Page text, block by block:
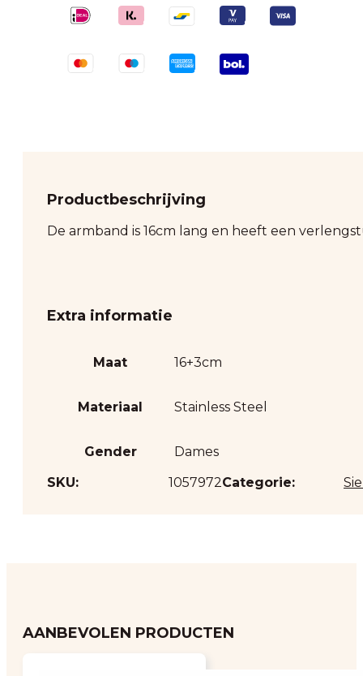
Productbeschrijving
De armband is 16cm lang en heeft een
Extra informatie
Maat 16+3cm
Materiaal Stainless Steel
Gender
Dames
SKU:
1057972Categorie:
AANBEVOLEN PRODUCTEN